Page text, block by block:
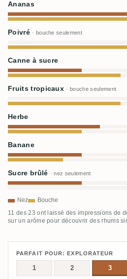
Ananas
Poivré · bouche seulement
Canne à sucre
Fruits tropicaux · bouche seulement
Herbe
Banane
Sucre brûlé · nez seulement
Nez Bouche
11 des 23 ont laissé des impressions de
sur un arôme pour découvrir des rhums
PARFAIT POUR: EXPLORATEUR
1 2 3